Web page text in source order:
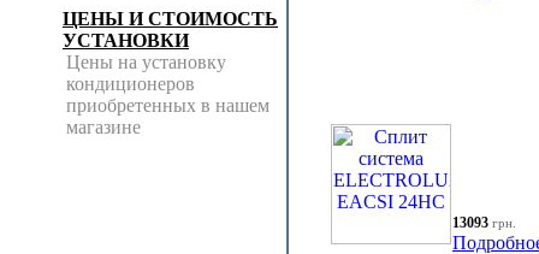
ЦЕНЫ И СТОИМОСТЬ
УСТАНОВКИ
Цены на установку
кондиционеров
приобретенных в нашем
магазине
13093 грн.